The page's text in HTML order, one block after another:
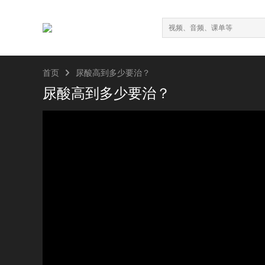
首页  尿酸高到多少要治？
尿酸高到多少要治？